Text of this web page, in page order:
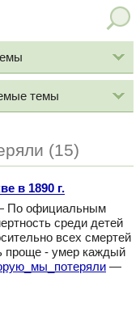
темы
(15)
в 1890 г.
По официальным
среди детей
всех смертей
проще - умер каждый
—